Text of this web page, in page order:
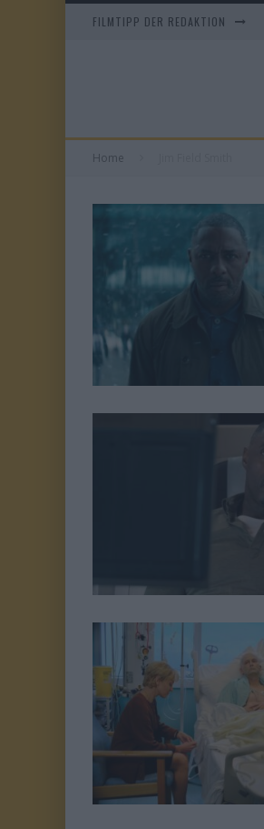
FILMTIPP DER REDAKTION
Home